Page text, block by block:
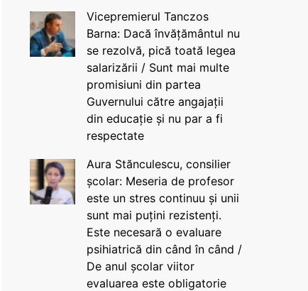
Vicepremierul Tanczos
Barna: Dacă învățământul nu
se rezolvă, pică toată legea
salarizării / Sunt mai multe
promisiuni din partea
Guvernului către angajații
din educație și nu par a fi
respectate
Aura Stănculescu, consilier
școlar: Meseria de profesor
este un stres continuu și unii
sunt mai puțini rezistenți.
Este necesară o evaluare
psihiatrică din când în când /
De anul școlar viitor
evaluarea este obligatorie